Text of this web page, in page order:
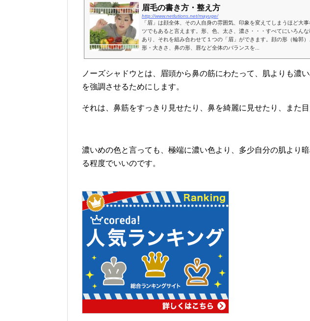
眉毛の書き方・整え方
http://www.netlutions.net/mayuge/
「眉」は顔全体、その人自身の雰囲気、印象を変えてしまうほど大事
ツでもあると言えます。形、色、太さ、濃さ・・・すべてにいろん
あり、それを組み合わせて１つの「眉」ができます。顔の形（輪郭
形・大きさ、鼻の形、唇など全体のバランスを...
ノーズシャドウとは、眉頭から鼻の筋にわたって、肌よりも濃
を強調させるためにします。
それは、鼻筋をすっきり見せたり、鼻を綺麗に見せたり、また
濃いめの色と言っても、極端に濃い色より、多少自分の肌より
る程度でいいのです。